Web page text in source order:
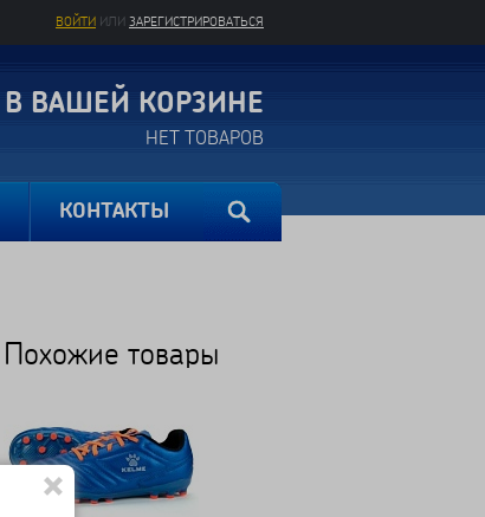
ВОЙТИ ИЛИ ЗАРЕГИСТРИРОВАТЬСЯ
В ВАШЕЙ КОРЗИНЕ
НЕТ ТОВАРОВ
КОНТАКТЫ
Похожие товары